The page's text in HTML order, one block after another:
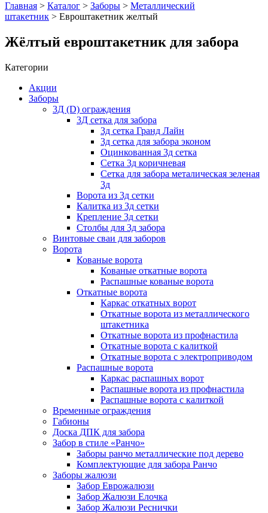
Главная > Каталог > Заборы > Металлический
штакетник > Евроштакетник желтый
Жёлтый евроштакетник для забора
Категории
Акции
Заборы
3Д (D) ограждения
3Д сетка для забора
3д сетка Гранд Лайн
3д сетка для забора эконом
Оцинкованная 3д сетка
Сетка 3д коричневая
Сетка для забора металическая зеленая
3д
Ворота из 3д сетки
Калитка из 3д сетки
Крепление 3д сетки
Столбы для 3д забора
Винтовые сваи для заборов
Ворота
Кованые ворота
Кованые откатные ворота
Распашные кованые ворота
Откатные ворота
Каркас откатных ворот
Откатные ворота из металлического
штакетника
Откатные ворота из профнастила
Откатные ворота с калиткой
Откатные ворота с электроприводом
Распашные ворота
Каркас распашных ворот
Распашные ворота из профнастила
Распашные ворота с калиткой
Временные ограждения
Габионы
Доска ДПК для забора
Забор в стиле «Ранчо»
Заборы ранчо металлические под дерево
Комплектующие для забора Ранчо
Заборы жалюзи
Забор Еврожалюзи
Забор Жалюзи Елочка
Забор Жалюзи Реснички